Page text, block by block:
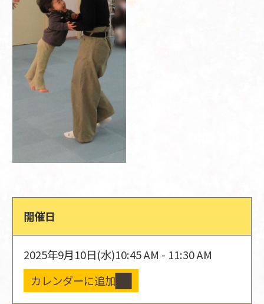
開催日
2025年9月10日(水)10:45 AM - 11:30 AM
カレンダーに追加